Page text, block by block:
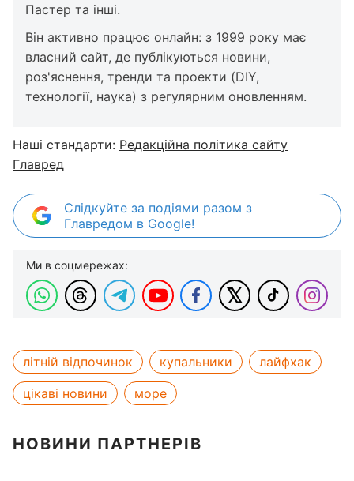
Пастер та інші.
Він активно працює онлайн: з 1999 року має
власний сайт, де публікуються новини,
роз'яснення, тренди та проекти (DIY,
технології, наука) з регулярним оновленням.
Наші стандарти: Редакційна політика сайту
Главред
Слідкуйте за подіями разом з
Главредом в Google!
Ми в соцмережах:
літній відпочинок купальники
лайфхак
цікаві новини
море
НОВИНИ ПАРТНЕРІВ